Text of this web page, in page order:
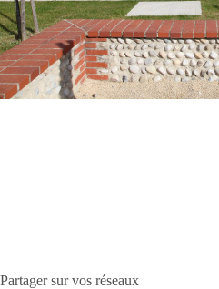
Partager sur vos réseaux